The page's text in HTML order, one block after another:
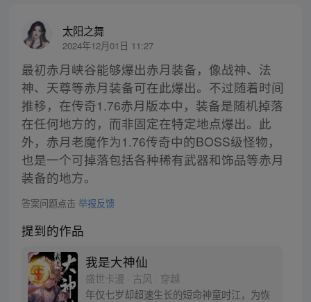
太阳之舞
2024年12月01日 11:27
最初赤月峡谷能够爆出赤月装备，像战神、法
神、天尊等赤月装备可在此爆出。不过随着时间
推移，在传奇1.76赤月版本中，装备是随机掉落
在任何地方的，而非固定在特定地点爆出。此
外，赤月老魔作为1.76传奇中的BOSS级怪物，
也是一个可掉落包括各种稀有武器和饰品等赤月
装备的地方。
答案问题点击 举报反馈
提到的作品
我是大神仙
盛世卡漫 · 古风 · 穿越
年仅七岁却超速生长的短命神童时江，为恢